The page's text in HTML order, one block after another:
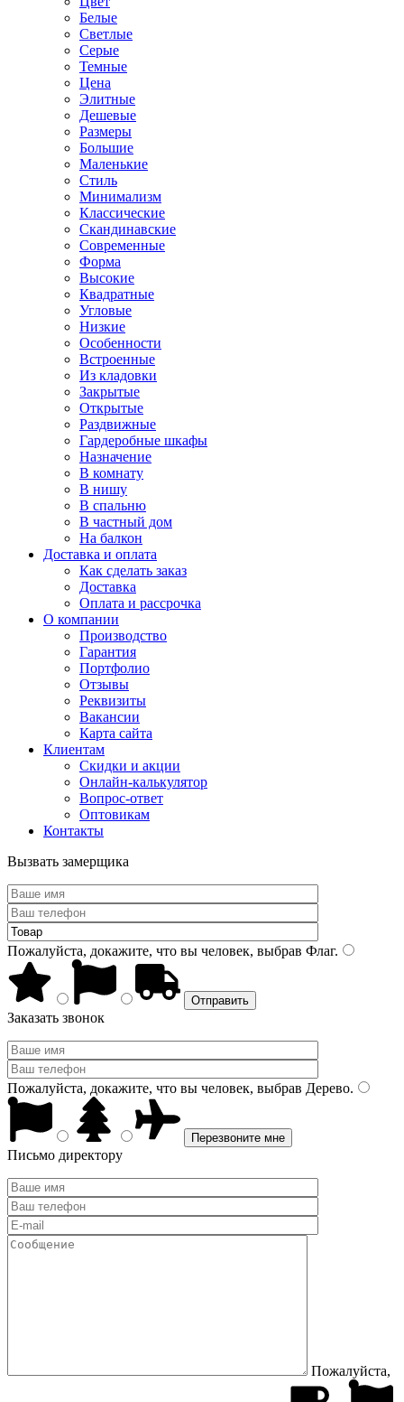
Белые
Светлые
Серые
Темные
Цена
Элитные
Дешевые
Размеры
Большие
Маленькие
Стиль
Минимализм
Классические
Скандинавские
Современные
Форма
Высокие
Квадратные
Угловые
Низкие
Особенности
Встроенные
Из кладовки
Закрытые
Открытые
Раздвижные
Гардеробные шкафы
Назначение
В комнату
В нишу
В спальню
В частный дом
На балкон
Доставка и оплата
Как сделать заказ
Доставка
Оплата и рассрочка
О компании
Производство
Гарантия
Портфолио
Отзывы
Реквизиты
Вакансии
Карта сайта
Клиентам
Скидки и акции
Онлайн-калькулятор
Вопрос-ответ
Оптовикам
Контакты
Вызвать замерщика
Пожалуйста, докажите, что вы человек, выбрав Флаг.
Заказать звонок
Пожалуйста, докажите, что вы человек, выбрав Дерево.
Письмо директору
Пожалуйста,